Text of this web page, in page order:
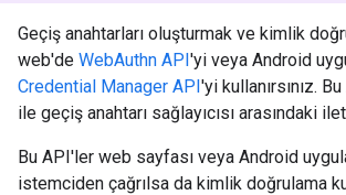
Geçiş anahtarları oluşturmak ve kimlik
web'de WebAuthn API'yi veya Android
Credential Manager API'yi kullanırsınız.
ile geçiş anahtarı sağlayıcısı arasındaki
Bu API'ler web sayfası veya Android
istemciden çağrılsa da kimlik doğrulama